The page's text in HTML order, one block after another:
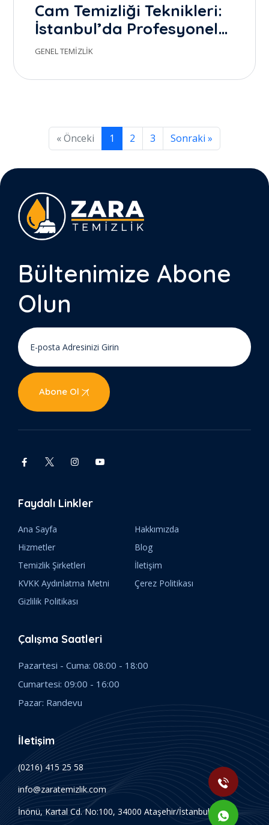
Cam Temizliği Teknikleri:
İstanbul’da Profesyonel
Temizlik ile Gerçek Farkı
GENEL TEMIZLIK
« Önceki 1 (mevcut)
2 3 Sonraki »
Bültenimize Abone
Olun
Abone Ol
Faydalı Linkler
Ana Sayfa
Hakkımızda
Hizmetler
Blog
Temizlik Şirketleri
İletişim
KVKK Aydınlatma Metni
Çerez Politikası
Gizlilik Politikası
Çalışma Saatleri
Pazartesi - Cuma: 08:00 - 18:00
Cumartesi: 09:00 - 16:00
Pazar: Randevu
İletişim
(0216) 415 25 58
info@zaratemizlik.com
İnönü, Kartal Cd. No:100, 34000 Ataşehir/İstanbul